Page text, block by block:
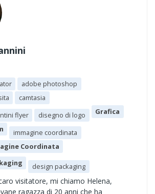
adobe photoshop
camtasia
flyer
disegno di logo
Grafica
immagine coordinata
Coordinata
design packaging
visitatore, mi chiamo Helena,
ragazza di 20 anni che ha